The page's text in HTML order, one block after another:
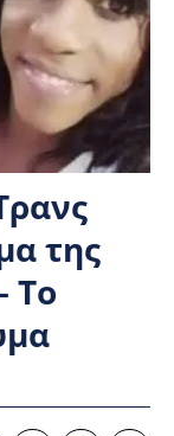
της
Το